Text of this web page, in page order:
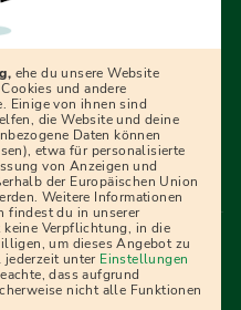
Ausbildungspark: Wir
bei deinem Start in den
interaktiven
Für alle, die was werden
Presse
Mediadaten
Widerrufsbelehrung
Partner Cookies
ehe du unsere Website
und andere
Einige von ihnen sind
die Website und deine
Daten können
etwa für personalisierte
von Anzeigen und
der Europäischen Union
Weitere Informationen
findest du in unserer
keine Verpflichtung, in die
um dieses Angebot zu
jederzeit unter Einstellungen
dass aufgrund
nicht alle Funktionen